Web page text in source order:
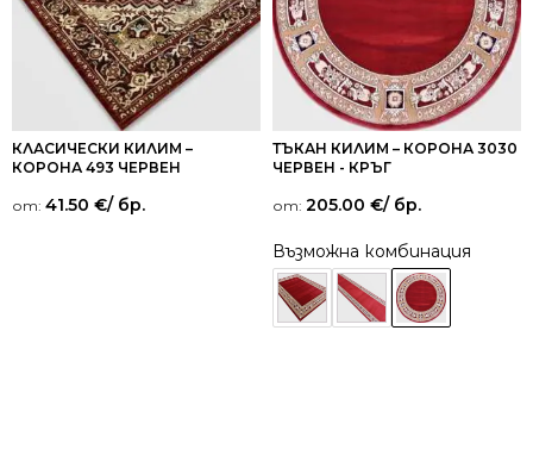
КЛАСИЧЕСКИ КИЛИМ –
КОРОНА 493 ЧЕРВЕН
от: 41.50 €/ бр.
ТЪКАН КИЛИМ – КОРОНА 3030
ЧЕРВЕН - КРЪГ
от: 205.00 €/ бр.
Възможна комбинация